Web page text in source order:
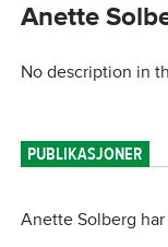
Anette
No description in
PUBLIKASJONER
Anette Solberg